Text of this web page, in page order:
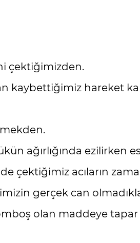
çektiğimizden.
kaybettiğimiz hareket
ağırlığında ezilirken
çektiğimiz acıların
gerçek can
olan maddeye